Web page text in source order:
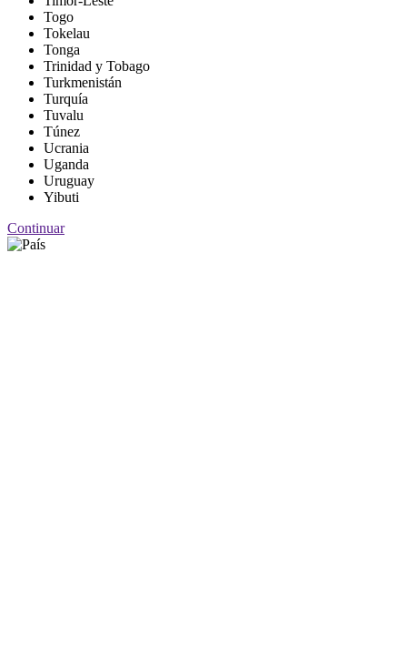
Togo
Tokelau
Tonga
Trinidad y Tobago
Turkmenistán
Turquía
Tuvalu
Túnez
Ucrania
Uganda
Uruguay
Yibuti
Continuar